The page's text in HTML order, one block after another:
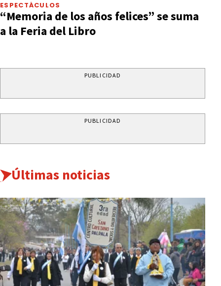
ESPECTÁCULOS
“Memoria de los años felices” se suma
a la Feria del Libro
PUBLICIDAD
PUBLICIDAD
Últimas noticias